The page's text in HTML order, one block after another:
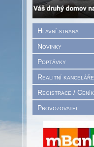
Hlavní strana
Novinky
Poptávky
Realitní kanceláře
Registrace / Ceník
Provozovatel